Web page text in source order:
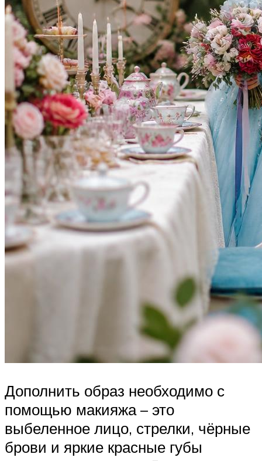
Дополнить образ необходимо с
помощью макияжа – это
выбеленное лицо, стрелки, чёрные
брови и яркие красные губы